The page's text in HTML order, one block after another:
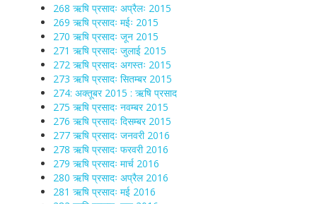
268 ऋषि प्रसादः अप्रैलः 2015
269 ऋषि प्रसादः मईः 2015
270 ऋषि प्रसादः जून 2015
271 ऋषि प्रसादः जुलाई 2015
272 ऋषि प्रसादः अगस्तः 2015
273 ऋषि प्रसादः सितम्बर 2015
274: अक्तूबर 2015 : ऋषि प्रसाद
275 ऋषि प्रसादः नवम्बर 2015
276 ऋषि प्रसादः दिसम्बर 2015
277 ऋषि प्रसादः जनवरी 2016
278 ऋषि प्रसादः फरवरी 2016
279 ऋषि प्रसादः मार्च 2016
280 ऋषि प्रसादः अप्रैल 2016
281 ऋषि प्रसादः मई 2016